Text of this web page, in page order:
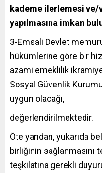
kademe ilerlemesi
yapılmasına imkan
3-Emsali Devlet
hükümlerine göre bir
azami emeklilik
Sosyal Güvenlik
uygun olacağı,
değerlendirilmektedir.
Öte yandan, yukarıda
birliğinin sağlanmasını
teşkilatına gerekli